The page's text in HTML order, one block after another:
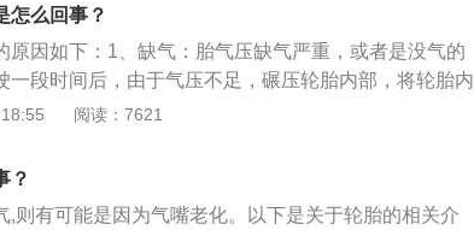
它车辆基本上采用汽车余热进行采暖。2、湿度调节：
感觉有很大影响。车厢内的湿度一般应保持在30％-7
调节车内湿度的功能，只有通过使用通风装置或者高
化空调器。
怎么回事？
原因如下：1、缺气：胎气压缺气严重，或者是没气的
一段时间后，由于气压不足，碾压轮胎内部，将轮胎内
2、使用时间长：由于轮胎使用年限较长，轮胎老化后
轮胎进行补胎或其他相关工作导致出现的粉末，如果
态是否正常，正常就可以继续使用。
阅读：7621
？
,则有可能是因为气嘴老化。以下是关于轮胎的相关介